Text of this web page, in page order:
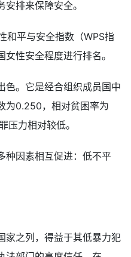
排来保障安全。
和平与安全指数（WPS指
性安全程度进行排名。
色。它是经合组织成员国中
为0.250，相对贫困率为
压力相对较低。
种因素相互促进：低不平
家之列，得益于其低暴力犯